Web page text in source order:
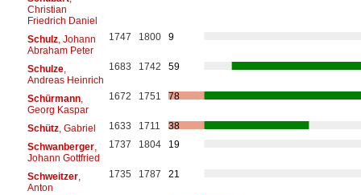
Christian
Friedrich Daniel
Schulz, Johann
Abraham Peter
1747 1800 9
Schulze,
Andreas Heinrich
1683 1742 59
Schürmann,
Georg Kaspar
1672 1751 78
Schütz, Gabriel 1633 1711
38
Schwanberger,
Johann Gottfried
1737 1804 19
Schweitzer,
Anton
1735 1787 21